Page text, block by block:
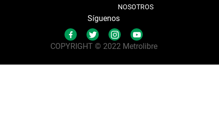
NOSOTROS
Síguenos
COPYRIGHT © 2022 Metrolibre